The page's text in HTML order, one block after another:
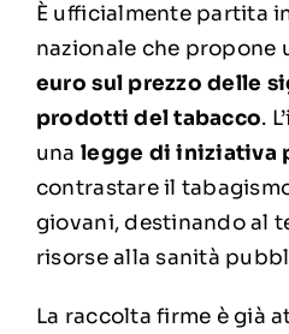
È ufficialmente partita
nazionale che propone
euro sul prezzo delle
prodotti del tabacco.
unalegge di iniziativa
contrastare il
giovani, destinando al
risorse alla sanità
La raccolta firme è già